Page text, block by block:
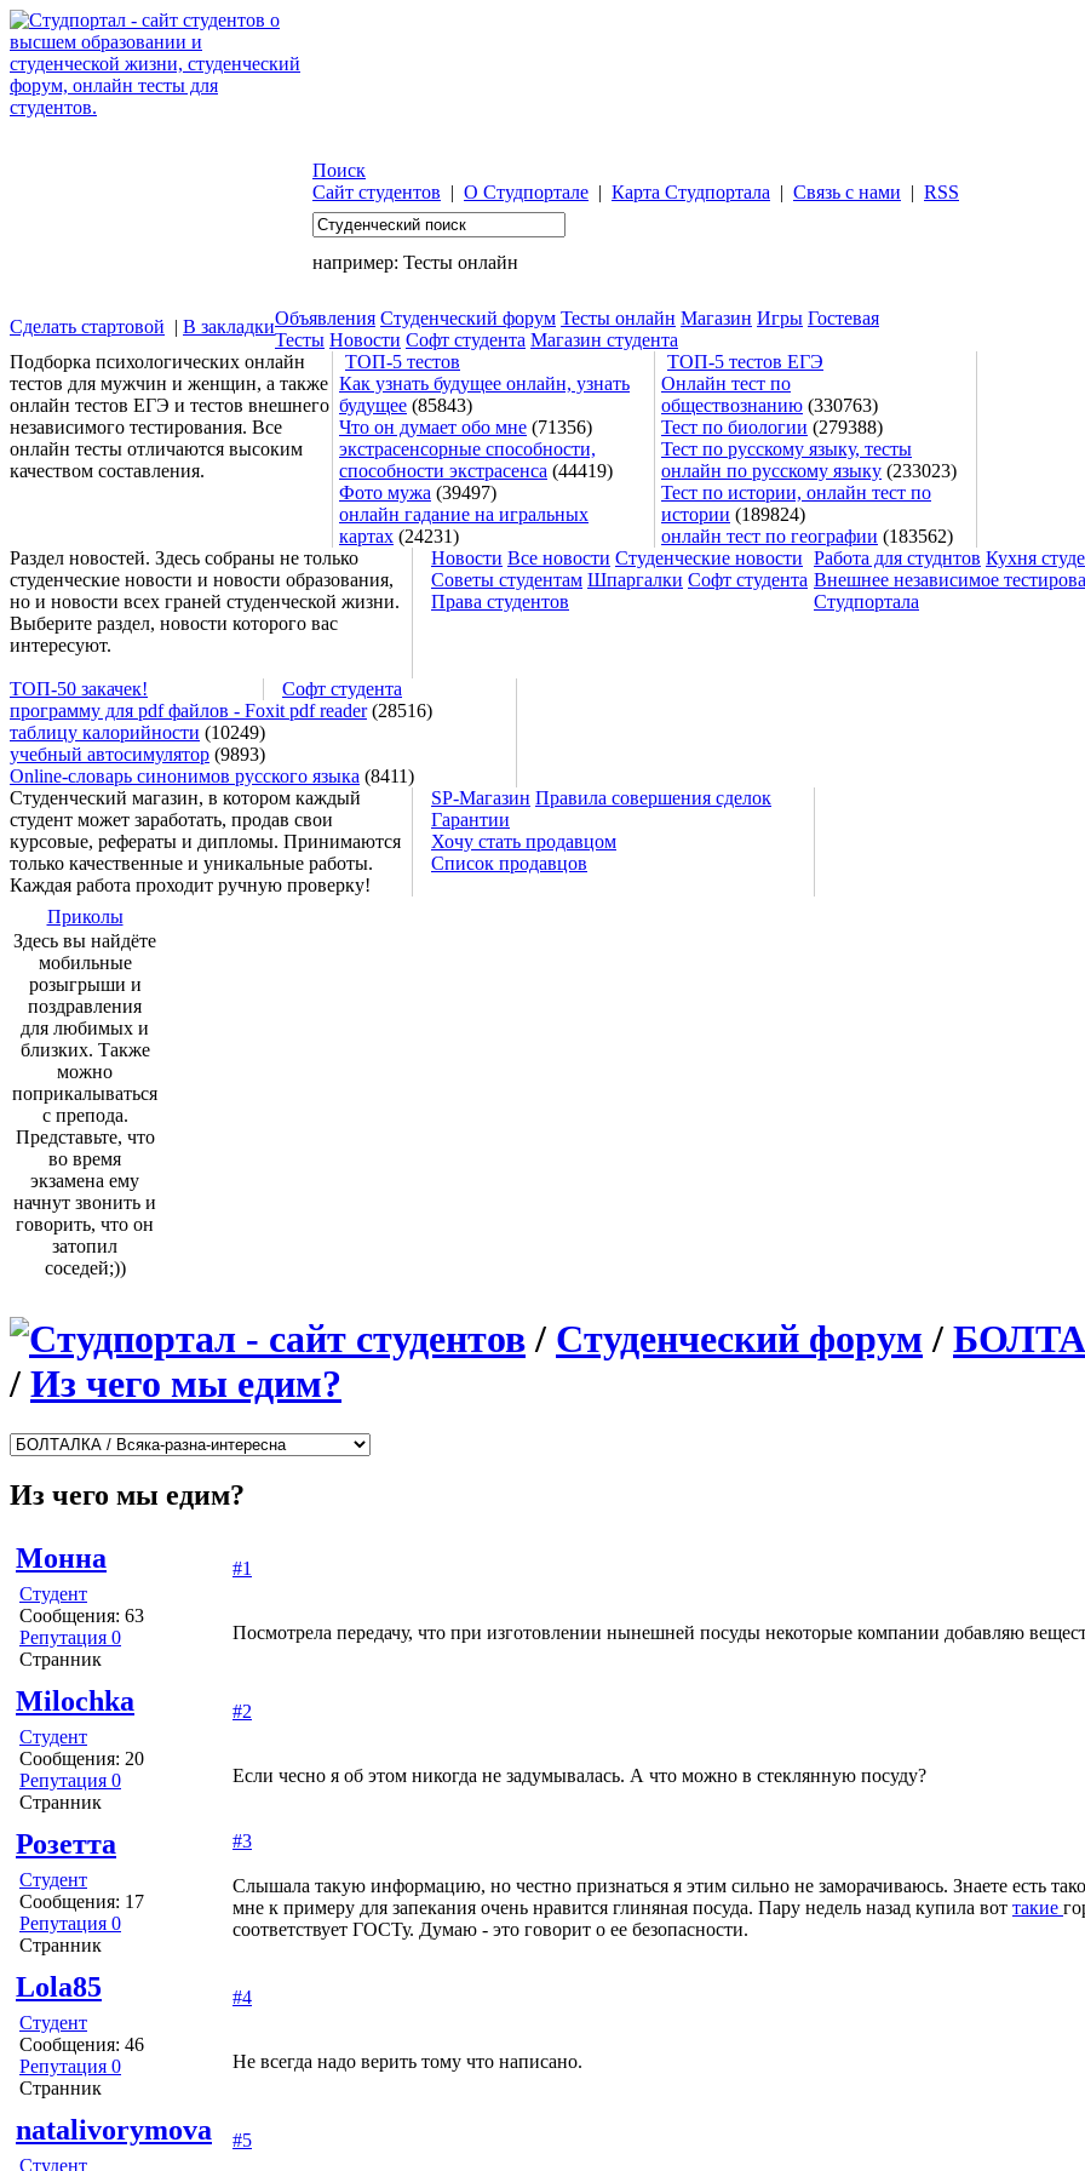
Поиск
Сайт студентов | О Студпортале | Карта Студпортала | Связь с нами | RSS
например: Тесты онлайн
Сделать стартовой | В закладкиОбъявления Студенческий форум Тесты онлайн Магазин Игры Гостевая
Тесты Новости Софт студента Магазин студента
Подборка психологических онлайн
тестов для мужчин и женщин, а также
онлайн тестов ЕГЭ и тестов внешнего
независимого тестирования. Все
онлайн тесты отличаются высоким
качеством составления.
ТОП-5 тестов
ТОП-5 тестов ЕГЭ
Как узнать будущее онлайн, узнать
будущее (85843)
Что он думает обо мне (71356)
экстрасенсорные способности,
способности экстрасенса (44419)
Фото мужа (39497)
онлайн гадание на игральных
картах (24231)
Онлайн тест по
обществознанию (330763)
Тест по биологии (279388)
Тест по русскому языку, тесты
онлайн по русскому языку (233023)
Тест по истории, онлайн тест по
истории (189824)
онлайн тест по географии (183562)
Раздел новостей. Здесь собраны не только
студенческие новости и новости образования,
но и новости всех граней студенческой жизни.
Выберите раздел, новости которого вас
интересуют.
Новости Все новости Студенческие новости
Советы студентам Шпаргалки Софт студента
Права студентов
Работа для студнтов Кухня
Внешнее независимое
Студпортала
ТОП-50 закачек!
Софт студента
программу для pdf файлов - Foxit pdf reader(28516)
таблицу калорийности (10249)
учебный автосимулятор (9893)
Online-словарь синонимов русского языка (8411)
Студенческий магазин, в котором каждый
студент может заработать, продав свои
курсовые, рефераты и дипломы. Принимаются
только качественные и уникальные работы.
Каждая работа проходит ручную проверку!
SP-Магазин Правила совершения сделок
Гарантии
Хочу стать продавцом
Список продавцов
Приколы
Здесь вы найдёте
мобильные
розыгрыши и
поздравления
для любимых и
близких. Также
можно
поприкалываться
с препода.
Представьте, что
во время
экзамена ему
начнут звонить и
говорить, что он
затопил
соседей;))
/ Студенческий форум /
/ Из чего мы едим?
Из чего мы едим?
Монна
Студент
Сообщения: 63
Репутация 0
Странник
#1
Посмотрела передачу, что при изготовлении нынешней посуды некоторые компании добавляю
Milochka
Студент
Сообщения: 20
Репутация 0
Странник
#2
Если чесно я об этом никогда не задумывалась. А что можно в стеклянную посуду?
Розетта
Студент
Сообщения: 17
Репутация 0
Странник
#3
Слышала такую информацию, но честно признаться я этим сильно не заморачиваюсь. Знаете есть
мне к примеру для запекания очень нравится глиняная посуда. Пару недель назад купила вот такие
соответствует ГОСТу. Думаю - это говорит о ее безопасности.
Lola85
Студент
Сообщения: 46
Репутация 0
Странник
#4
Не всегда надо верить тому что написано.
natalivorymova
Студент
#5